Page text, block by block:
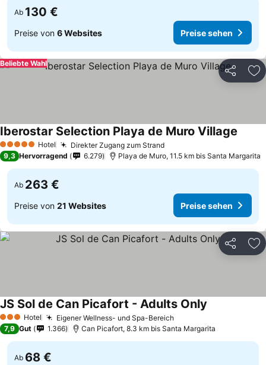
Ab 130 €
Preise von 6 Websites Preise sehen
Teilen
Beliebte Wahl
5 Sterne Hotel Direkter Zugang zum Strand
Iberostar Selection Playa de Muro Village
9,3 Hervorragend 6.279 Playa de Muro, 11.5 km bis Santa Margarita
Ab 263 €
Preise von 21 Websites Preise sehen
Teilen
3 SterneHotel Eigener Wellness- und Spa-Bereich
JS Sol de Can Picafort - Adults Only
7,9 Gut 1.366 Can Picafort, 8.3 km bis Santa Margarita
Ab 68 €